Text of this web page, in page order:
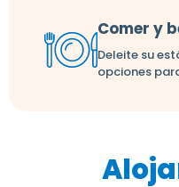
Comer y
Deleite su
opciones